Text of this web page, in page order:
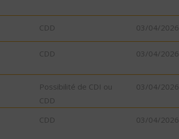
CDD 03/04/2026
CDD 03/04/2026
Possibilité de CDI ou
CDD
03/04/2026
CDD 03/04/2026